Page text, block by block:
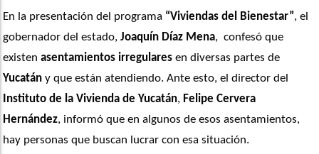
En la presentación del programa “Viviendas del Bienestar”, el
gobernador del estado, Joaquín Díaz Mena,  confesó que
existen asentamientos irregulares
Yucatán
Instituto de la Vivienda de Yucatán, Felipe Cervera
Hernández, informó que en algunos de esos asentamientos,
hay personas que buscan lucrar con esa situación.